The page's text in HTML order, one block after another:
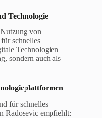
Technologie
von
schnelles
Technologien
sondern auch als
für schnelles
Radosevic empfiehlt: